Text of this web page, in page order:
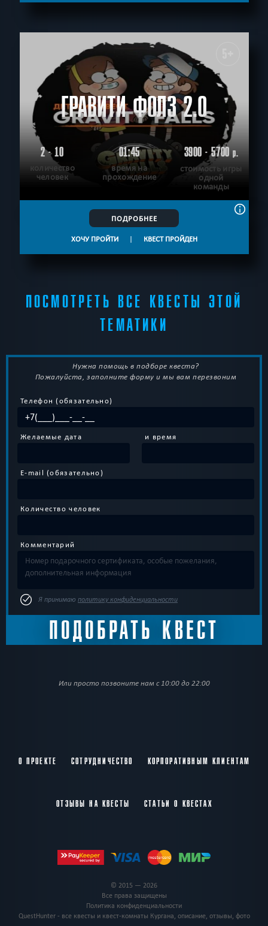
ГРАВИТИ ФОЛЗ 2.0
2 - 10
количество
человек
01:45
время на
прохождение
3900 - 5700р.
стоимость игры
одной
команды
ПОДРОБНЕЕ
ХОЧУ ПРОЙТИ | КВЕСТ ПРОЙДЕН
ПОСМОТРЕТЬ ВСЕ КВЕСТЫ ЭТОЙ
ТЕМАТИКИ
Нужна помощь в подборе квеста?
Пожалуйста, заполните форму и мы вам перезвоним
Телефон (обязательно)
Желаемые дата и время
E-mail (обязательно)
Количество человек
Комментарий
Я принимаю политику конфиденциальности
Или просто позвоните нам с 10:00 до 22:00
О ПРОЕКТЕ СОТРУДНИЧЕСТВО КОРПОРАТИВНЫМ КЛИЕНТАМ
ОТЗЫВЫ НА КВЕСТЫ СТАТЬИ О КВЕСТАХ
© 2015 — 2026
Все права защищены
Политика конфиденциальности
QuestHunter - все квесты и квест-комнаты Кургана, описание, отзывы, фото